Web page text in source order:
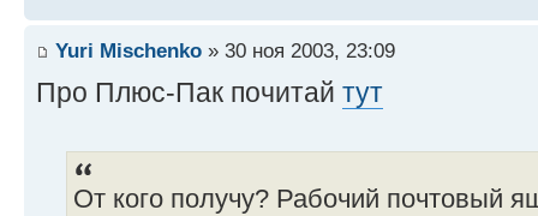
Yuri Mischenko » 30 ноя 2003, 23:09
Про Плюс-Пак почитай тут
От кого получу? Рабочий почтовый